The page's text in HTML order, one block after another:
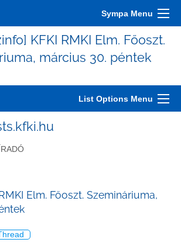
Sympa Menu
KFKI RMKI Elm. Főoszt.
március 30. péntek
List Options Menu
Elm. Főoszt. Szemináriuma,